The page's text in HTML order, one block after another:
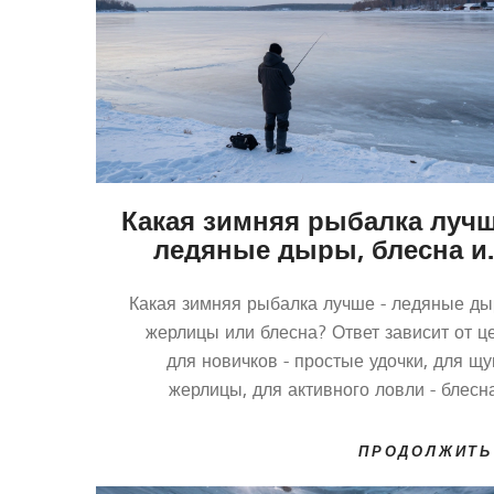
Какая зимняя рыбалка
ледяные дыры, блесна
Какая зимняя рыбалка лучше - ледяные
жерлицы или блесна? Ответ зависит от
для новичков - простые удочки, для
жерлицы, для активного ловли -
знать, когда и где
ПРОДОЛЖИТЬ